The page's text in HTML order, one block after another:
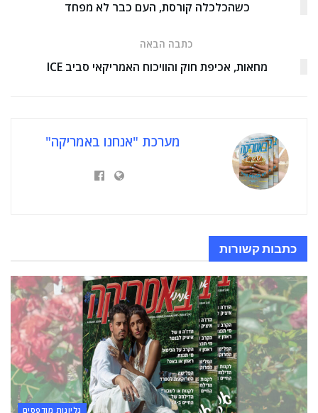
כשהכלכלה קורסת, העם כבר לא מפחד
כתבה הבאה
מחאות, אכיפת חוק והוויכוח האמריקאי סביב ICE
מערכת "אנחנו באמריקה"
כתבותקשורות
גליונות מודפסים